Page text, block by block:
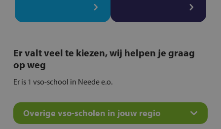
Er valt veel te kiezen, wij helpen je graag
op weg
Er is 1 vso-school in Neede e.o.
Overige vso-scholen in jouw regio